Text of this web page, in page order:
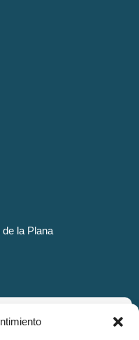
la Plana